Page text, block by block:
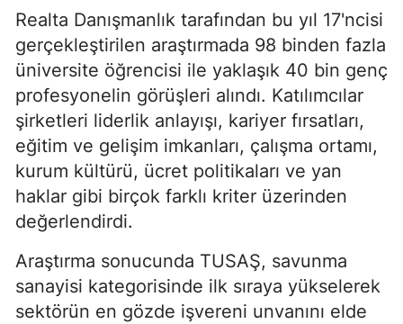
Realta Danışmanlık tarafından bu yıl 17'ncisi
gerçekleştirilen araştırmada 98 binden fazla
üniversite öğrencisi ile yaklaşık 40 bin genç
profesyonelin görüşleri alındı. Katılımcılar
şirketleri liderlik anlayışı, kariyer fırsatları,
eğitim ve gelişim imkanları, çalışma ortamı,
kurum kültürü, ücret politikaları ve yan
haklar gibi birçok farklı kriter üzerinden
değerlendirdi.
Araştırma sonucunda TUSAŞ, savunma
sanayisi kategorisinde ilk sıraya yükselerek
sektörün en gözde işvereni unvanını elde